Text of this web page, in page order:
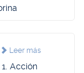
Leer más
Acción